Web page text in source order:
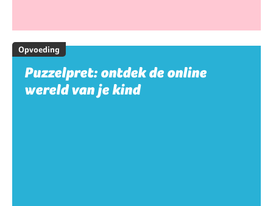
Opvoeding
Puzzelpret: ontdek de online
wereld van je kind